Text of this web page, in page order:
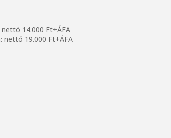
14.000 Ft+ÁFA
nettó 19.000 Ft+ÁFA